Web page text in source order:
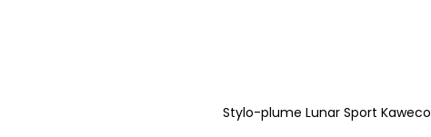
Stylo-plume Lunar Sport Kaweco